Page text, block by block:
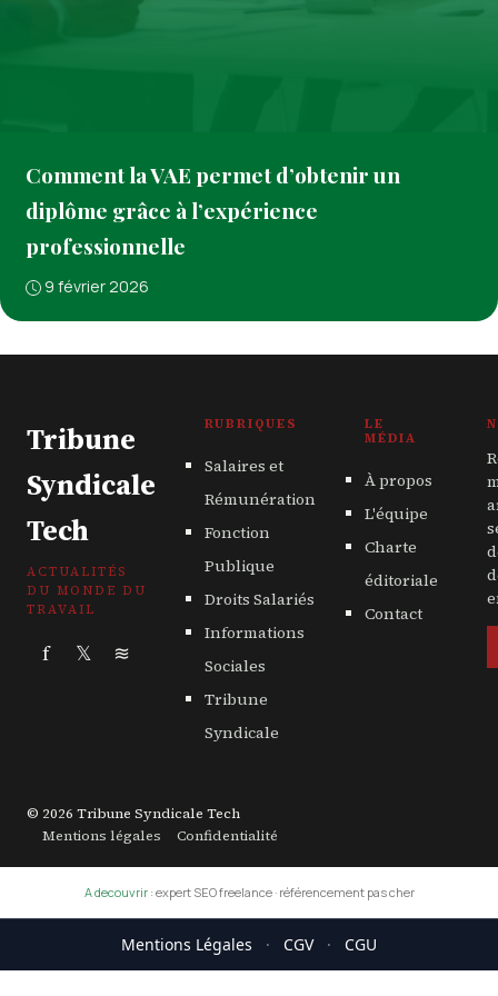
Comment la VAE permet d’obtenir un
diplôme grâce à l’expérience
professionnelle
9 février 2026
Tribune
Syndicale
Tech
ACTUALITÉS
DU MONDE DU
TRAVAIL
f 𝕏 ≋
RUBRIQUES
Salaires et
Rémunération
Fonction
Publique
Droits Salariés
Informations
Sociales
Tribune
Syndicale
LE
MÉDIA
À propos
L'équipe
Charte
éditoriale
Contact
© 2026 Tribune Syndicale Tech
Mentions légales
Confidentialité
A decouvrir : expert SEO freelance· référencement pas cher
Mentions Légales · CGV · CGU